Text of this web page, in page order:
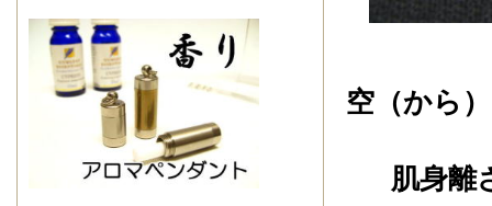
空（から
肌身離